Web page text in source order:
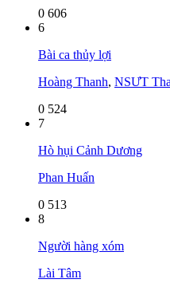
0 606
6
Bài ca thủy lợi
Hoàng Thanh, NSƯT
0 524
7
Hò hụi Cảnh Dương
Phan Huấn
0 513
8
Người hàng xóm
Lài Tâm